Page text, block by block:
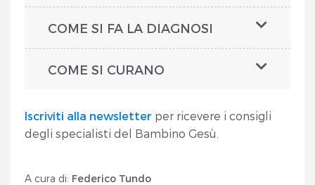
COME SI FA LA DIAGNOSI
COME SI CURANO
Iscriviti alla newsletter per ricevere i consigli
degli specialisti del Bambino Gesù.
A cura di: Federico Tundo